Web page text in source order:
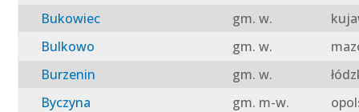
Bukowiec
gm. w.
Bulkowo
gm. w.
Burzenin
gm. w.
Byczyna
gm. m-w.